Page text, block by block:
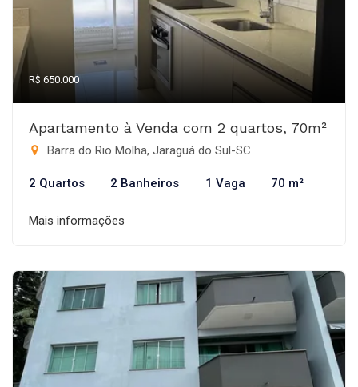
R$ 650.000
Apartamento à Venda com 2 quartos, 70m²
Barra do Rio Molha, Jaraguá do Sul-SC
2 Quartos 2 Banheiros 1 Vaga 70 m²
Mais informações